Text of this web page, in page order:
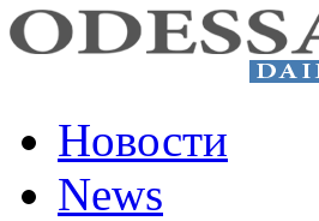
Новости
News